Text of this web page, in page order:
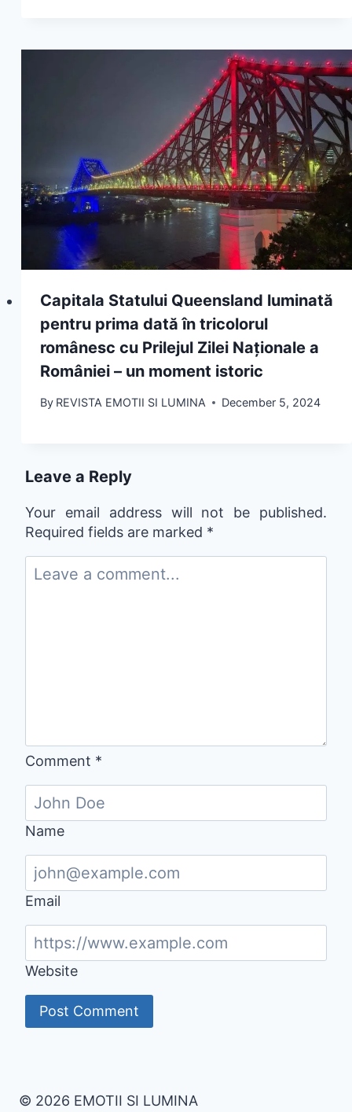
Capitala Statului Queensland luminată
pentru prima dată în tricolorul
românesc cu Prilejul Zilei Naționale a
României – un moment istoric
By REVISTA EMOTII SI LUMINA December 5, 2024
Leave a Reply
Your email address will not be published.
Required fields are marked *
Comment *
Name
Email
Website
© 2026 EMOTII SI LUMINA